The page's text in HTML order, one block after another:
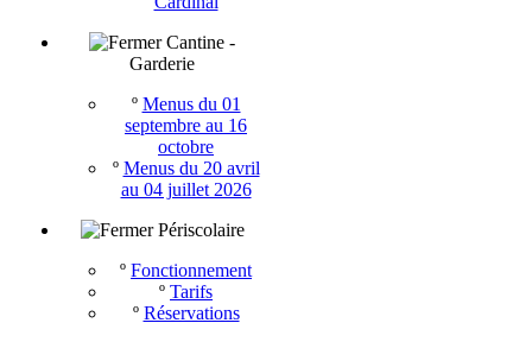
Cantine -
Garderie
º Menus du 01
septembre au 16
octobre
º Menus du 20 avril
au 04 juillet 2026
Périscolaire
º Fonctionnement
º Tarifs
º Réservations